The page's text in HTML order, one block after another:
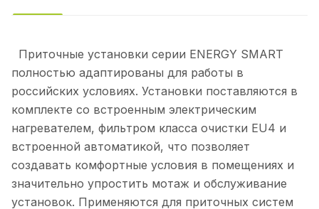
Приточные установки серии ENERGY SMART
полностью адаптированы для работы в
российских условиях. Установки поставляются в
комплекте со встроенным электрическим
нагревателем, фильтром класса очистки EU4 и
встроенной автоматикой, что позволяет
создавать комфортные условия в помещениях и
значительно упростить мотаж и обслуживание
установок. Применяются для приточных систем